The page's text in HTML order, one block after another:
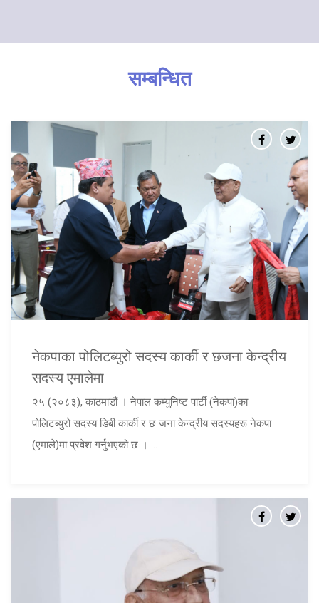
सम्बन्धित
नेकपाका पोलिटब्युरो सदस्य कार्की र छजना केन्द्रीय
सदस्य एमालेमा
२५ (२०८३), काठमाडौं । नेपाल कम्युनिष्ट पार्टी (नेकपा)का
पोलिटब्युरो सदस्य डिबी कार्की र छ जना केन्द्रीय सदस्यहरू नेकपा
(एमाले)मा प्रवेश गर्नुभएको छ । ...